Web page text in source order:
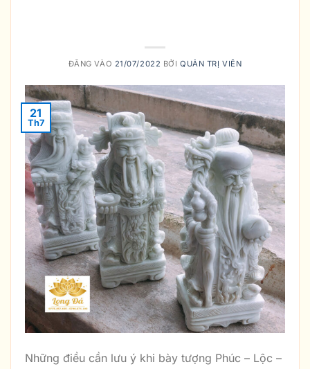
ĐĂNG VÀO 21/07/2022 BỞIQUẢN TRỊ VIÊN
21
Th7
Những điều cần lưu ý khi bày tượng Phúc – Lộc –